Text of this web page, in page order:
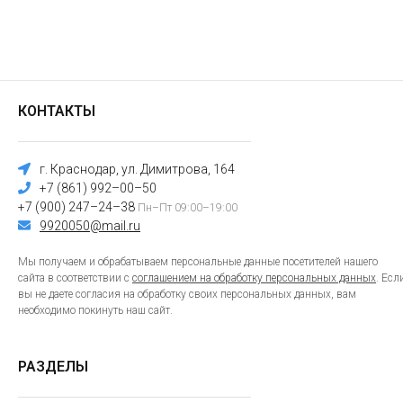
КОНТАКТЫ
г. Краснодар, ул. Димитрова, 164
+7 (861) 992–00–50
+7 (900) 247–24–38 Пн–Пт 09:00–19:00
9920050@mail.ru
Мы получаем и обрабатываем персональные данные посетителей нашего
сайта в соответствии с соглашением на обработку персональных данных.
вы не даете согласия на обработку своих персональных данных, вам
необходимо покинуть наш сайт.
РАЗДЕЛЫ